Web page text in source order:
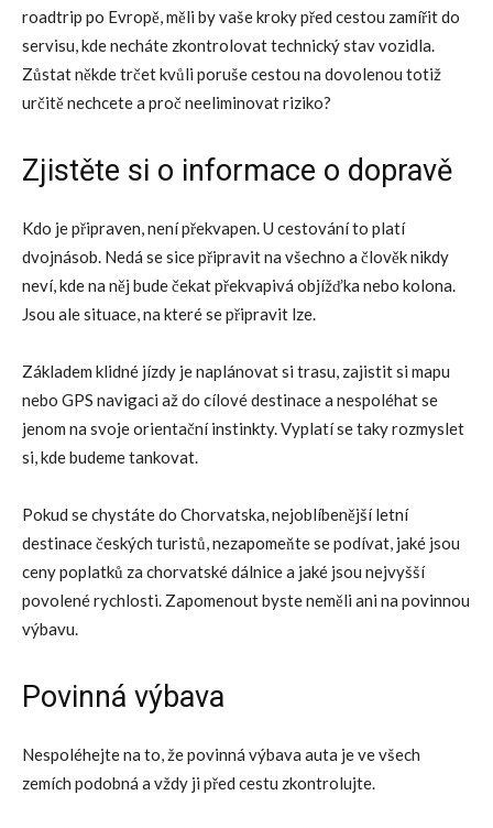
roadtrip po Evropě, měli by vaše kroky před cestou zamířit do
servisu, kde necháte zkontrolovat technický stav vozidla.
Zůstat někde trčet kvůli poruše cestou na dovolenou totiž
určitě nechcete a proč neeliminovat riziko?
Zjistěte si o informace o dopravě
Kdo je připraven, není překvapen. U cestování to platí
dvojnásob. Nedá se sice připravit na všechno a člověk nikdy
neví, kde na něj bude čekat překvapivá objížďka nebo kolona.
Jsou ale situace, na které se připravit lze.
Základem klidné jízdy je naplánovat si trasu, zajistit si mapu
nebo GPS navigaci až do cílové destinace a nespoléhat se
jenom na svoje orientační instinkty. Vyplatí se taky rozmyslet
si, kde budeme tankovat.
Pokud se chystáte do Chorvatska, nejoblíbenější letní
destinace českých turistů, nezapomeňte se podívat, jaké jsou
ceny poplatků za chorvatské dálnice a jaké jsou nejvyšší
povolené rychlosti. Zapomenout byste neměli ani na povinnou
výbavu.
Povinná výbava
Nespoléhejte na to, že povinná výbava auta je ve všech
zemích podobná a vždy ji před cestu zkontrolujte.